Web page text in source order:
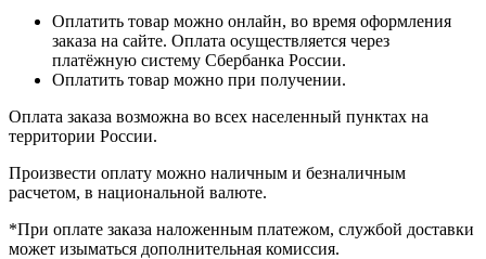
Оплатить товар можно онлайн, во время оформления
заказа на сайте. Оплата осуществляется через
платёжную систему Сбербанка России.
Оплатить товар можно при получении.
Оплата заказа возможна во всех населенный пунктах на
территории России.
Произвести оплату можно наличным и безналичным
расчетом, в национальной валюте.
*При оплате заказа наложенным платежом, службой доставки
может изыматься дополнительная комиссия.